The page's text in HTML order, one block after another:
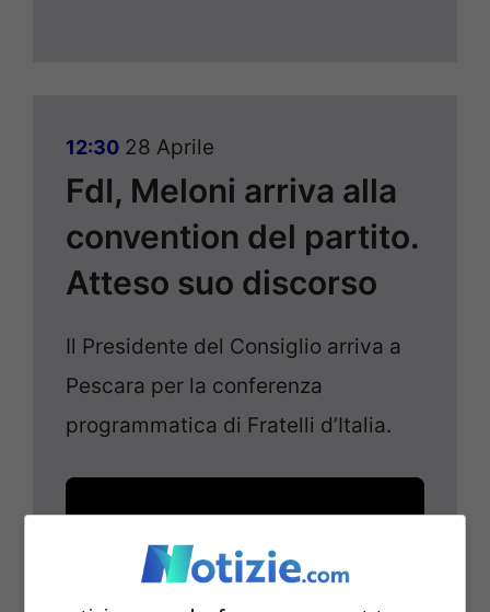
12:30 28 Aprile
FdI, Meloni arriva alla
convention del partito.
Atteso suo discorso
Il Presidente del Consiglio arriva a
Pescara per la conferenza
programmatica di Fratelli d’Italia.